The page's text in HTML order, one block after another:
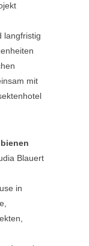
langfristig
mit
Blauert
in